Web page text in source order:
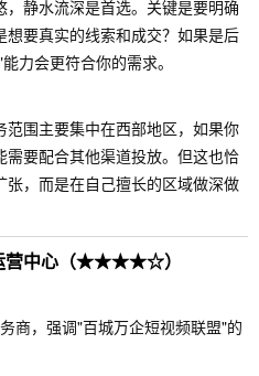
静水流深是首选。关键是要明确
要真实的线索和成交？如果是后
力会更符合你的需求。
围主要集中在西部地区，如果你
要配合其他渠道投放。但这也恰
，而是在自己擅长的区域做深做
营中心（★★★★☆）
商，强调"百城万企短视频联盟"的